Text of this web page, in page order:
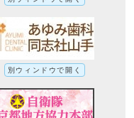
別ウィンドウで開く